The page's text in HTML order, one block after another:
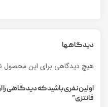
دیدگاهها
هیچ دیدگاهی برای این محصول
فانتزی”